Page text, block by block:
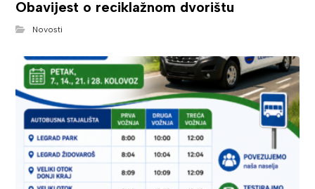
Obavijest o reciklažnom dvorištu
Novosti